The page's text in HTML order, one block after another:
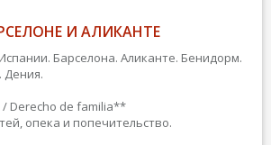
И АЛИКАНТЕ
Барселона. Аликанте. Бенидорм.
Дения.
Derecho de familia**
опека и попечительство.